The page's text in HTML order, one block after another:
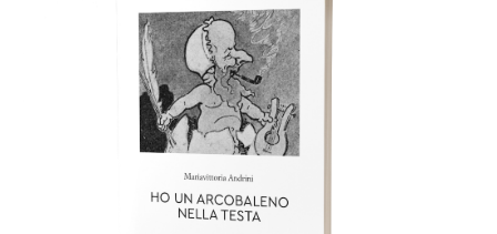
AGGIUNGI AL CARRELLO